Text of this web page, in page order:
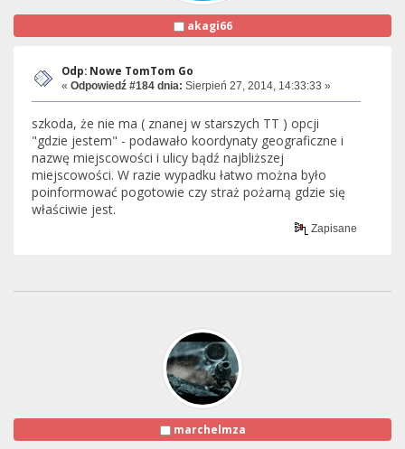
akagi66
Odp: Nowe TomTom Go
« Odpowiedź #184 dnia: Sierpień 27, 2014, 14:33:33 »
szkoda, że nie ma ( znanej w starszych TT ) opcji
"gdzie jestem" - podawało koordynaty geograficzne i
nazwę miejscowości i ulicy bądź najbliższej
miejscowości. W razie wypadku łatwo można było
poinformować pogotowie czy straż pożarną gdzie się
właściwie jest.
Zapisane
marchelmza